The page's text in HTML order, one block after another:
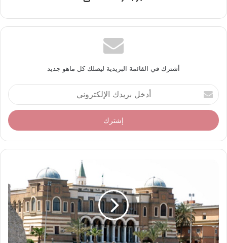
أشترك في القائمة البريدية ليصلك كل ماهو جديد
أ
د
خ
ل
ر
إ
ل
ك
ت